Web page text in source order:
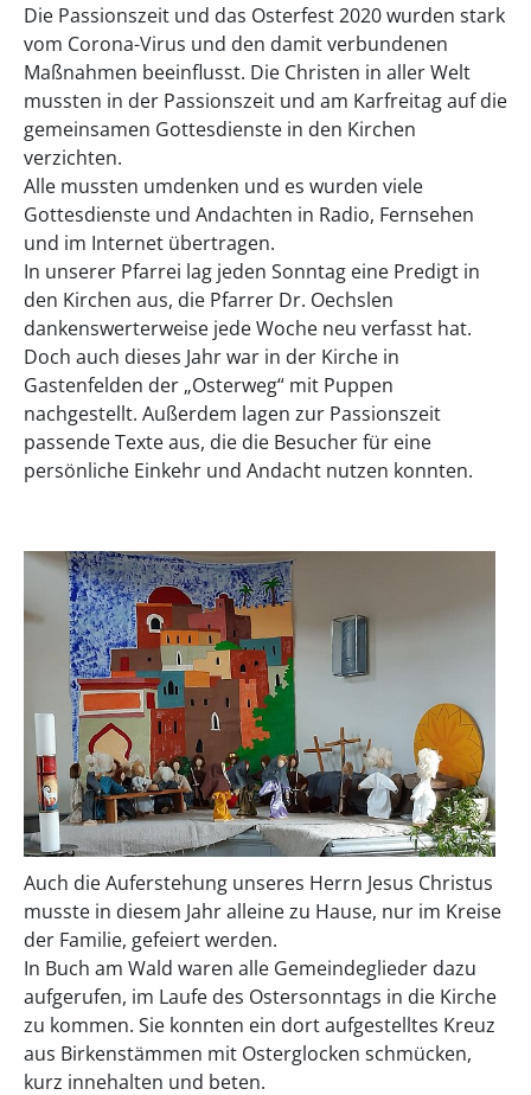
Die Passionszeit und das Osterfest 2020 wurden stark
vom Corona-Virus und den damit verbundenen
Maßnahmen beeinflusst. Die Christen in aller Welt
mussten in der Passionszeit und am Karfreitag auf die
gemeinsamen Gottesdienste in den Kirchen
verzichten.
Alle mussten umdenken und es wurden viele
Gottesdienste und Andachten in Radio, Fernsehen
und im Internet übertragen.
In unserer Pfarrei lag jeden Sonntag eine Predigt in
den Kirchen aus, die Pfarrer Dr. Oechslen
dankenswerterweise jede Woche neu verfasst hat.
Doch auch dieses Jahr war in der Kirche in
Gastenfelden der „Osterweg“ mit Puppen
nachgestellt. Außerdem lagen zur Passionszeit
passende Texte aus, die die Besucher für eine
persönliche Einkehr und Andacht nutzen konnten.
Auch die Auferstehung unseres Herrn Jesus Christus
musste in diesem Jahr alleine zu Hause, nur im Kreise
der Familie, gefeiert werden.
In Buch am Wald waren alle Gemeindeglieder dazu
aufgerufen, im Laufe des Ostersonntags in die Kirche
zu kommen. Sie konnten ein dort aufgestelltes Kreuz
aus Birkenstämmen mit Osterglocken schmücken,
kurz innehalten und beten.